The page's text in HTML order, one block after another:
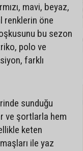
mavi, beyaz,
renklerin öne
bu sezon
polo ve
farklı
sunduğu
ve şortlarla hem
keten
ile yaz